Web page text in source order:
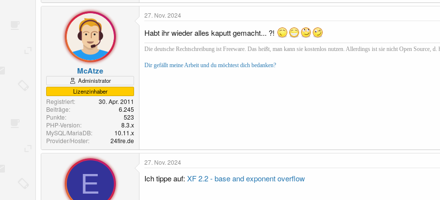
McAtze
Administrator
Lizenzinhaber
Registriert
30. Apr. 2011
Beiträge
6.245
Punkte
523
PHP-Version
8.3.x
MySQL/MariaDB
10.11.x
Provider/Hoster
24fire.de
27. Nov. 2024
Habt ihr wieder alles kaputt gemacht... ?!
Die deutsche Rechtschreibung ist Freeware. Das heißt, man kann sie kostenlos nutzen. Allerdings ist sie nicht Open Source,
Dir gefällt meine Arbeit und du möchtest dich bedanken?
E
27. Nov. 2024
Ich tippe auf: XF 2.2 - base and exponent overflow